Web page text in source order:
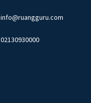
info@ruangguru.com
02130930000